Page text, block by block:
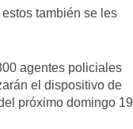
también se les
agentes policiales
el dispositivo de
próximo domingo 19